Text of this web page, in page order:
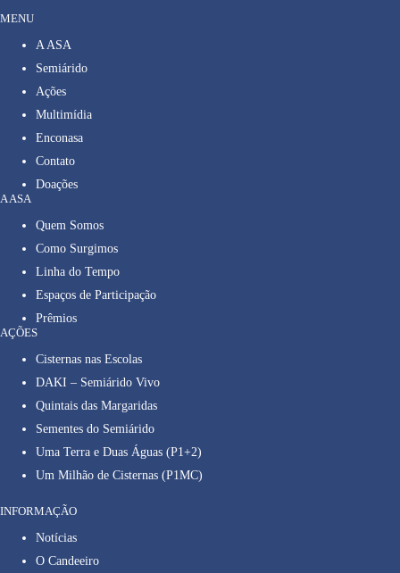
MENU
A ASA
Semiárido
Ações
Multimídia
Enconasa
Contato
Doações
A ASA
Quem Somos
Como Surgimos
Linha do Tempo
Espaços de Participação
Prêmios
AÇÕES
Cisternas nas Escolas
DAKI – Semiárido Vivo
Quintais das Margaridas
Sementes do Semiárido
Uma Terra e Duas Águas (P1+2)
Um Milhão de Cisternas (P1MC)
INFORMAÇÃO
Notícias
O Candeeiro